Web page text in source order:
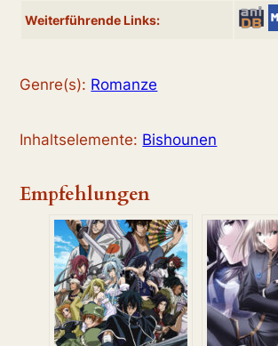
Weiterführende Links:
Genre(s): Romanze
Inhaltselemente: Bishounen
Empfehlungen